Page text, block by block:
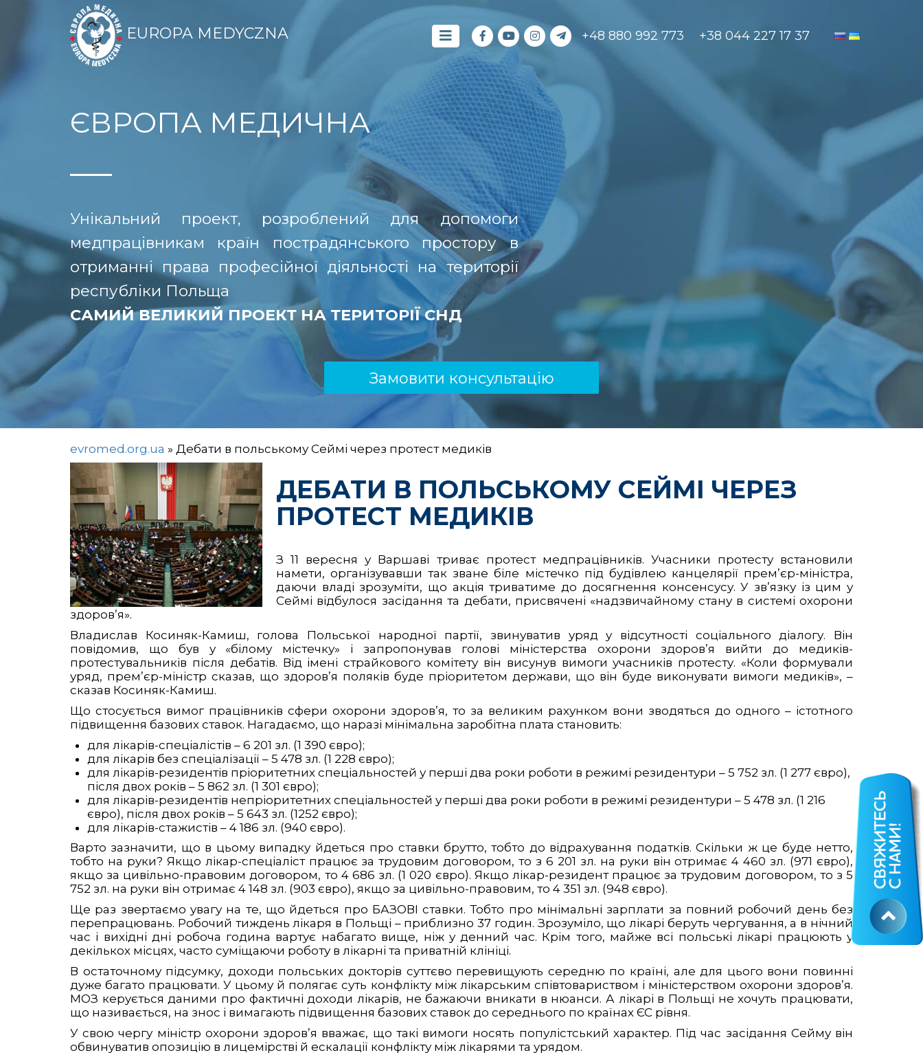
EUROPA MEDYCZNA +48 880 992 773 +38 044 227 17 37
ЄВРОПА МЕДИЧНА
Унікальний проект, розроблений для допомоги
медпрацівникам країн пострадянського простору в
отриманні права професійної діяльності на території
республіки Польща
САМИЙ ВЕЛИКИЙ ПРОЕКТ НА ТЕРИТОРІЇ СНД
Замовити консультацію
evromed.org.ua » Дебати в польському Сеймі через протест медиків
ДЕБАТИ В ПОЛЬСЬКОМУ СЕЙМІ ЧЕРЕЗ
ПРОТЕСТ МЕДИКІВ
З 11 вересня у Варшаві триває протест медпрацівників. Учасники протесту встановили
намети, організувавши так зване біле містечко під будівлею канцелярії прем’єр-міністра,
даючи владі зрозуміти, що акція триватиме до досягнення консенсусу. У зв’язку із цим у
Сеймі відбулося засідання та дебати, присвячені «надзвичайному стану в системі охорони
здоров’я».
Владислав Косиняк-Камиш, голова Польської народної партії, звинуватив уряд у відсутності соціального діалогу. Він
повідомив, що був у «білому містечку» і запропонував голові міністерства охорони здоров’я вийти до медиків-
протестувальників після дебатів. Від імені страйкового комітету він висунув вимоги учасників протесту. «Коли формували
уряд, прем’єр-міністр сказав, що здоров’я поляків буде пріоритетом держави, що він буде виконувати вимоги медиків», –
сказав Косиняк-Камиш.
Що стосується вимог працівників сфери охорони здоров’я, то за великим рахунком вони зводяться до одного – істотного
підвищення базових ставок. Нагадаємо, що наразі мінімальна заробітна плата становить:
для лікарів-спеціалістів – 6 201 зл. (1 390 євро);
для лікарів без спеціалізації – 5 478 зл. (1 228 євро);
для лікарів-резидентів пріоритетних спеціальностей у перші два роки роботи в режимі резидентури – 5 752 зл. (1 277 євро),
після двох років – 5 862 зл. (1 301 євро);
для лікарів-резидентів непріоритетних спеціальностей у перші два роки роботи в режимі резидентури – 5 478 зл. (1 216
євро), після двох років – 5 643 зл. (1252 євро);
для лікарів-стажистів – 4 186 зл. (940 євро).
Варто зазначити, що в цьому випадку йдеться про ставки брутто, тобто до відрахування податків. Скільки ж це буде нетто,
тобто на руки? Якщо лікар-спеціаліст працює за трудовим договором, то з 6 201 зл. на руки він отримає 4 460 зл. (971 євро),
якщо за цивільно-правовим договором, то 4 686 зл. (1 020 євро). Якщо лікар-резидент працює за трудовим договором, то з 5
752 зл. на руки він отримає 4 148 зл. (903 євро), якщо за цивільно-правовим, то 4 351 зл. (948 євро).
Ще раз звертаємо увагу на те, що йдеться про БАЗОВІ ставки. Тобто про мінімальні зарплати за повний робочий день без
перепрацювань. Робочий тиждень лікаря в Польщі – приблизно 37 годин. Зрозуміло, що лікарі беруть чергування, а в нічний
час і вихідні дні робоча година вартує набагато вище, ніж у денний час. Крім того, майже всі польські лікарі працюють у
декількох місцях, часто суміщаючи роботу в лікарні та приватній клініці.
В остаточному підсумку, доходи польських докторів суттєво перевищують середню по країні, але для цього вони повинні
дуже багато працювати. У цьому й полягає суть конфлікту між лікарським співтовариством і міністерством охорони здоров’я.
МОЗ керується даними про фактичні доходи лікарів, не бажаючи вникати в нюанси. А лікарі в Польщі не хочуть працювати,
що називається, на знос і вимагають підвищення базових ставок до середнього по країнах ЄС рівня.
У свою чергу міністр охорони здоров’я вважає, що такі вимоги носять популістський характер. Під час засідання Сейму він
обвинуватив опозицію в лицемірстві й ескалації конфлікту між лікарями та урядом.